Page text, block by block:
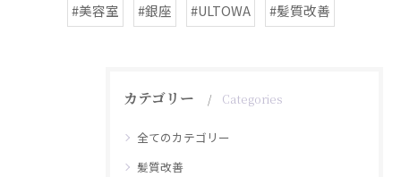
#美容室 #銀座 #ULTOWA #髪質改善
カテゴリー Categories
全てのカテゴリー
髪質改善